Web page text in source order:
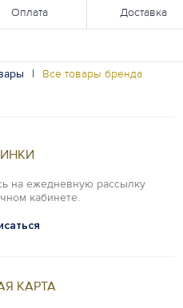
Оплата Доставка
| Все товары бренда
на ежедневную рассылку
кабинете.
КАРТА